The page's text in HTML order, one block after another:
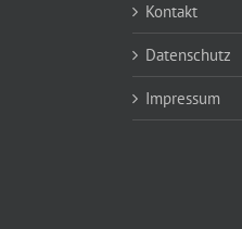
Kontakt
Datenschutz
Impressum